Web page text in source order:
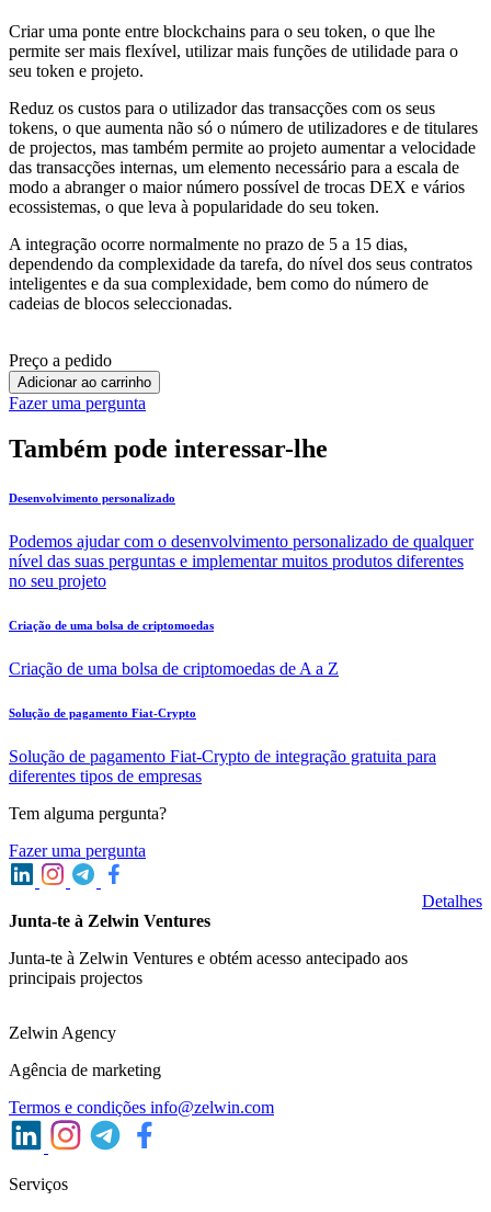
Criar uma ponte entre blockchains para o seu token, o que lhe
permite ser mais flexível, utilizar mais funções de utilidade para o
seu token e projeto.
Reduz os custos para o utilizador das transacções com os seus
tokens, o que aumenta não só o número de utilizadores e de titulares
de projectos, mas também permite ao projeto aumentar a velocidade
das transacções internas, um elemento necessário para a escala de
modo a abranger o maior número possível de trocas DEX e vários
ecossistemas, o que leva à popularidade do seu token.
A integração ocorre normalmente no prazo de 5 a 15 dias,
dependendo da complexidade da tarefa, do nível dos seus contratos
inteligentes e da sua complexidade, bem como do número de
cadeias de blocos seleccionadas.
Preço a pedido
Adicionar ao carrinho
Fazer uma pergunta
Também pode interessar-lhe
Desenvolvimento personalizado
Podemos ajudar com o desenvolvimento personalizado de qualquer
nível das suas perguntas e implementar muitos produtos diferentes
no seu projeto
Criação de uma bolsa de criptomoedas
Criação de uma bolsa de criptomoedas de A a Z
Solução de pagamento Fiat-Crypto
Solução de pagamento Fiat-Crypto de integração gratuita para
diferentes tipos de empresas
Tem alguma pergunta?
Fazer uma pergunta
Junta-te à Zelwin Ventures
Junta-te à Zelwin Ventures e obtém acesso antecipado aos
principais projectos
Detalhes
Zelwin Agency
Agência de marketing
Termos e condições info@zelwin.com
Serviços